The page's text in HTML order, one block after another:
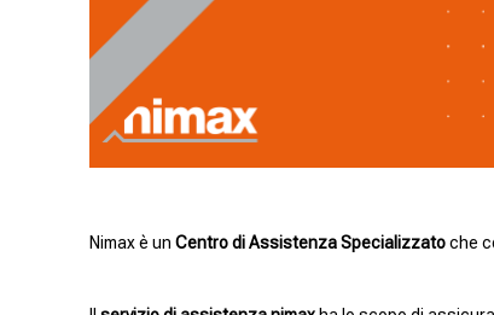
Nimax è unCentro di Assistenza Specializzatoche